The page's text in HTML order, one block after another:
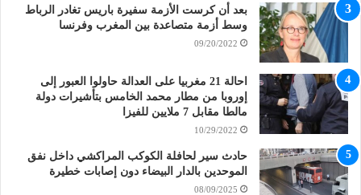
بعد أن كرست الأزمة سفيرة باريس تغادر الرباط
وسط أزمة متصاعدة بين المغرب وفرنسا
09/20/2022
احالة 21 مغربيا على العدالة حاولوا العبور إلى
إوروبا من مطار محمد الخامس بتأشيرات دولة
مالطا مقابل 7 ملايين للفيزا
10/29/2022
حادث سير لحافلة الكوكب المراكشي داخل نفق
الموحدين بالدار البيضاء دون إصابات خطيرة
08/09/2025